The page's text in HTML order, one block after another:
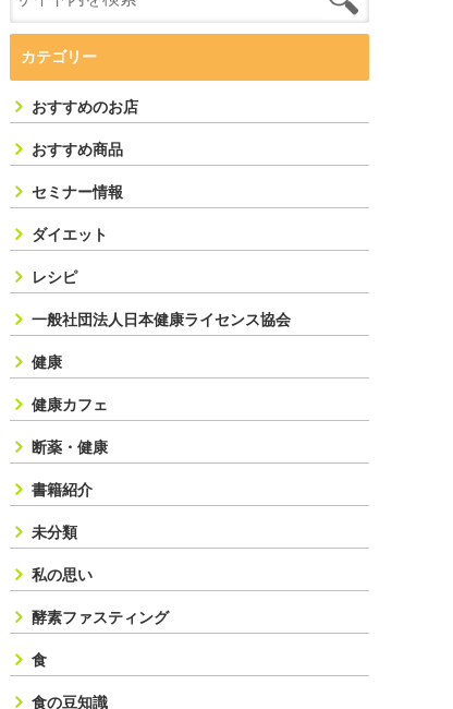
カテゴリー
おすすめのお店
おすすめ商品
セミナー情報
ダイエット
レシピ
一般社団法人日本健康ライセンス協会
健康
健康カフェ
断薬・健康
書籍紹介
未分類
私の思い
酵素ファスティング
食
食の豆知識